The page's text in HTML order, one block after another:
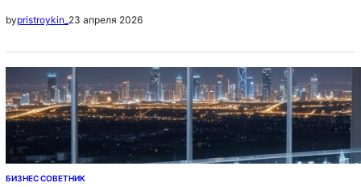
bypristroykin_ 23 апреля 2026
БИЗНЕС СОВЕТНИК